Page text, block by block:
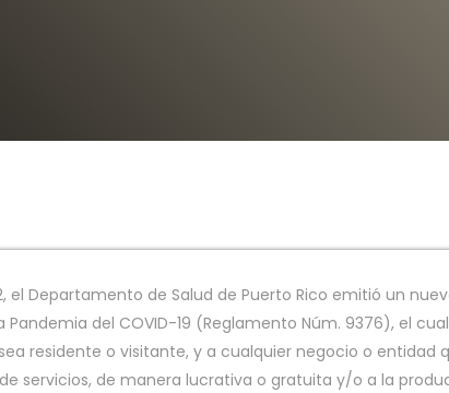
el Departamento de Salud de Puerto Rico emitió un
Pandemia del COVID-19 (Reglamento Núm. 9376), el
residente o visitante, y a cualquier negocio o entidad
servicios, de manera lucrativa o gratuita y/o a la